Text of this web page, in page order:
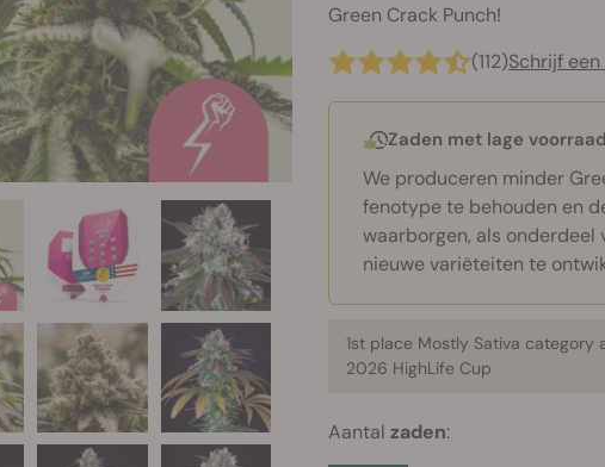
Green Crack Punch!
(112)Schrijf
Zaden met lage voorraad
We produceren minder
fenotype te behouden en
waarborgen, als onderdeel
nieuwe variëteiten te
1st place Mostly Sativa category
2026 HighLife Cup
Aantalzaden: